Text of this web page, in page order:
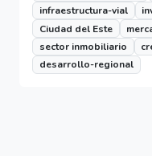
infraestructura-vial
Ciudad del Este
sector inmobiliario
desarrollo-regional